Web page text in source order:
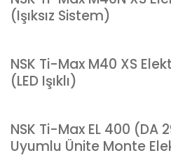
(Işıksız Sistem)
NSK Ti-Max M40 XS
(LED Işıklı)
NSK Ti-Max EL 400 (DA
Uyumlu Ünite Monte